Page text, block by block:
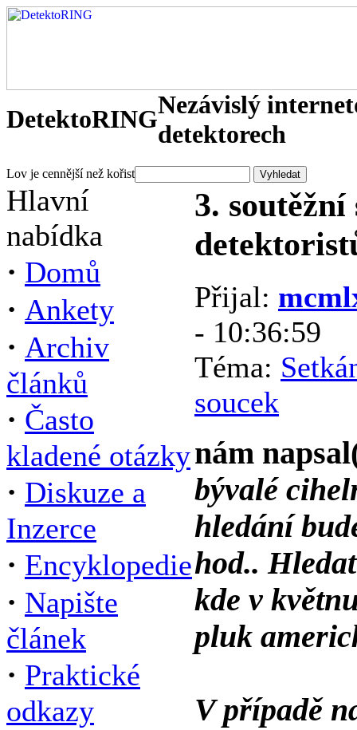
DetektoRINGNezávislý
detektorech
Lov je cennější než kořist
Hlavní
nabídka
· Domů
· Ankety
· Archiv
článků
· Často
kladené otázky
· Diskuze a
Inzerce
· Encyklopedie
· Napište
článek
· Praktické
odkazy
3.
Přijal:
- 10:36:59
Téma:
soucek
nám
bývalé
hledání
hod..
kde v
pluk
V případě